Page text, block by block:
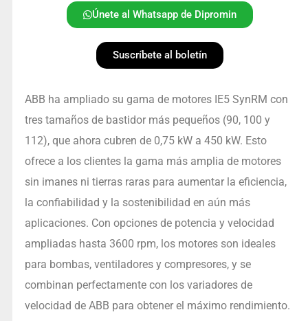
Únete al Whatsapp de Dipromin
Suscríbete al boletín
ABB ha ampliado su gama de motores IE5 SynRM con
tres tamaños de bastidor más pequeños (90, 100 y
112), que ahora cubren de 0,75 kW a 450 kW. Esto
ofrece a los clientes la gama más amplia de motores
sin imanes ni tierras raras para aumentar la eficiencia,
la confiabilidad y la sostenibilidad en aún más
aplicaciones. Con opciones de potencia y velocidad
ampliadas hasta 3600 rpm, los motores son ideales
para bombas, ventiladores y compresores, y se
combinan perfectamente con los variadores de
velocidad de ABB para obtener el máximo rendimiento.